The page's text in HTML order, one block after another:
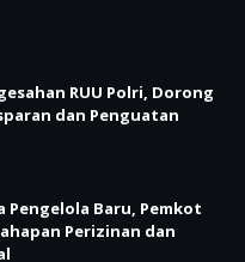
RUU Polri, Dorong
dan Penguatan
Pengelola Baru, Pemkot
Perizinan dan